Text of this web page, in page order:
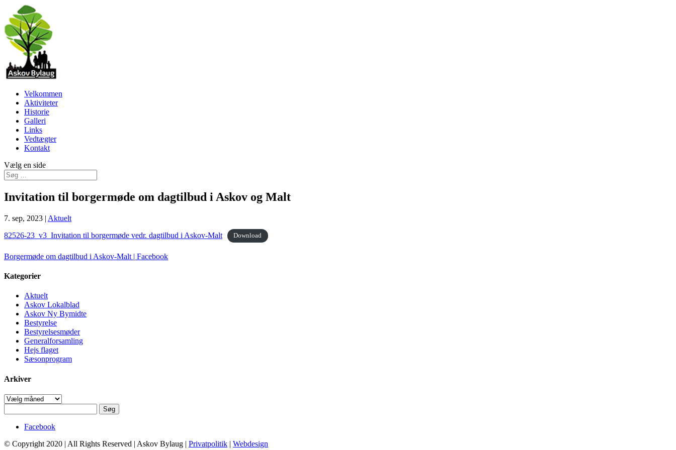
Velkommen
Aktiviteter
Historie
Galleri
Links
Vedtægter
Kontakt
Vælg en side
Invitation til borgermøde om dagtilbud i Askov og Malt
7. sep, 2023 | Aktuelt
82526-23_v3_Invitation til borgermøde vedr. dagtilbud i Askov-Malt
Download
Borgermøde om dagtilbud i Askov-Malt | Facebook
Kategorier
Aktuelt
Askov Lokalblad
Askov Ny Bymidte
Bestyrelse
Bestyrelsesmøder
Generalforsamling
Hejs flaget
Sæsonprogram
Arkiver
Arkiver
efter:
Facebook
© Copyright 2020 | All Rights Reserved | Askov Bylaug | Privatpolitik | Webdesign